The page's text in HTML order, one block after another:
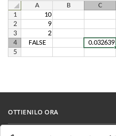
OTTIENILO ORA
Docs